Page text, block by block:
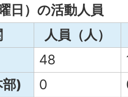
日）の活動人員
人員（人）
48
)
0